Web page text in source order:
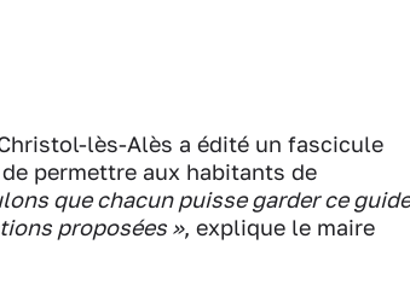
lès-Alès a édité un fascicule
permettre aux habitants de
que chacun puisse garder ce guide
proposées », explique le maire